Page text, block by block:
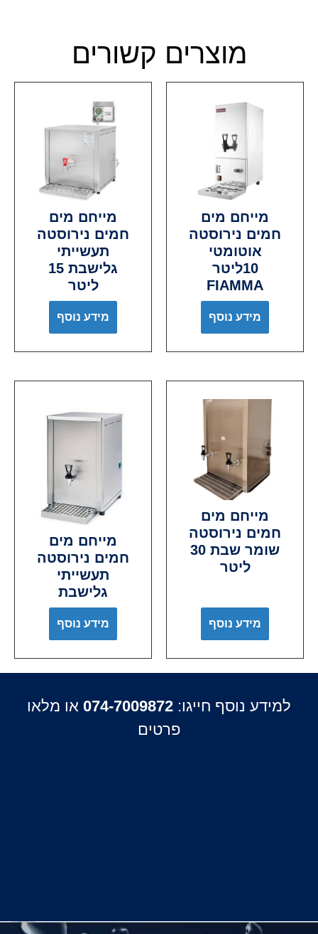
מוצרים קשורים
מייחם מים
חמים נירוסטה
אוטומטי
10ליטר
FIAMMA
מידע נוסף
מייחם מים
חמים נירוסטה
תעשייתי
גלישבת 15
ליטר
מידע נוסף
מייחם מים
חמים נירוסטה
שומר שבת 30
ליטר
מידע נוסף
מייחם מים
חמים נירוסטה
תעשייתי
גלישבת
מידע נוסף
למידע נוסף חייגו: 074-7009872 או מלאו
פרטים